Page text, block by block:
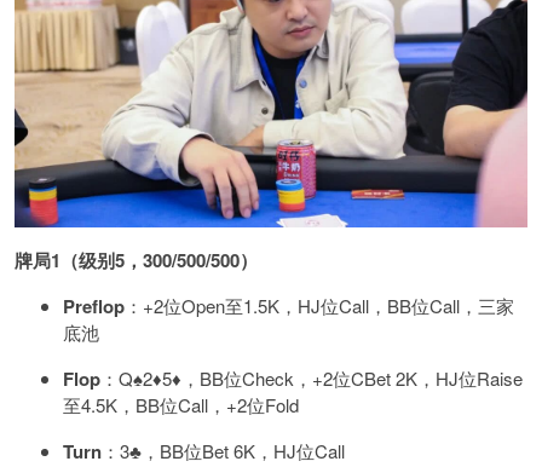
牌局1（级别5，300/500/500）
Preflop ：+2位Open至1.5K，HJ位Call，BB位Call，三家
底池
Flop ：Q♠️2♦️5♦️，BB位Check，+2位CBet 2K，HJ位Raise
至4.5K，BB位Call，+2位Fold
Turn ：3♣️，BB位Bet 6K，HJ位Call